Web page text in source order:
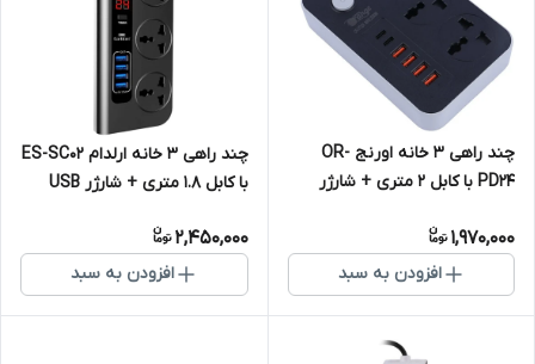
چند راهی 3 خانه اورنج OR-
PD24 با کابل 2 متری + شارژر
1,970,000
افزودن به سبد
چند راهی 3 خانه ارلدام ES-SC02
با کابل 1.8 متری + شارژر USB
2,450,000
افزودن به سبد